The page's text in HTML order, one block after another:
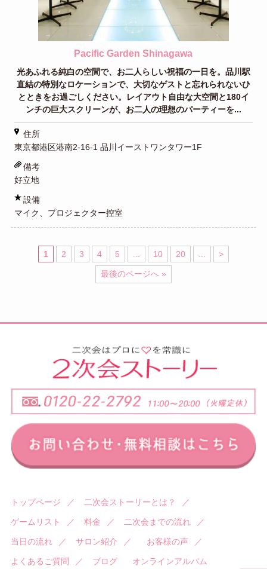
Pacific Garden Shinagawa
光あふれる純白の空間で、お二人らしい祝福の一日を。品川駅
直結の特別なロケーションで、大切なゲストと忘れられないひ
とときをお過ごしください。レイアウト自由な大空間と180イ
ンチの巨大スクリーンが、お二人の理想のパーティーを...
住所
東京都港区港南2-16-1 品川イーストワンタワー1F
備考
好立地
設備
マイク、プロジェクター控室
1 2 3 4 5 10 20 >
最後のページへ »
トップページ ／ 二次会ストーリーとは？ ／
ゲームリスト ／ 料金 ／ 二次会までの流れ ／
当日の流れ ／ サロン紹介 ／ お客様の声 ／
よくあるご質問 ／ ブログ オンラインアルバム